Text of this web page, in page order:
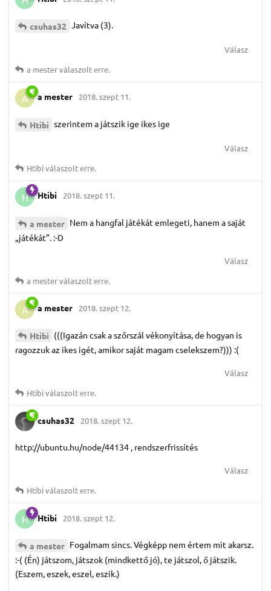
csuhas32 Javítva (3).
Válasz
a mesterválaszolt erre.
A a mester 2018. szept 11.
Htibi szerintem a játszik ige ikes ige
Válasz
Htibiválaszolt erre.
H Htibi 2018. szept 11.
a mester Nem a hangfal játékát emlegeti, hanem a saját
„játékát”. :-D
Válasz
a mesterválaszolt erre.
A a mester 2018. szept 12.
Htibi (((Igazán csak a szőrszál vékonyítása, de hogyan is
ragozzuk az ikes igét, amikor saját magam cselekszem?))) :(
Válasz
Htibiválaszolt erre.
csuhas32 2018. szept 12.
http://ubuntu.hu/node/44134 , rendszerfrissítés
Válasz
Htibiválaszolt erre.
H Htibi 2018. szept 12.
a mester Fogalmam sincs. Végképp nem értem mit akarsz.
:-( (Én) játszom, játszok (mindkettő jó), te játszol, ő játszik.
(Eszem, eszek, eszel, eszik.)